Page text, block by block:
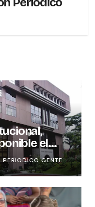
el
en Línea”
país
PERIODICO GENTE